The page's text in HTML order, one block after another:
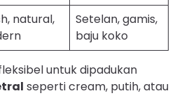
natural,
Setelan, gamis,
baju koko
untuk dipadukan
seperti cream, putih, atau